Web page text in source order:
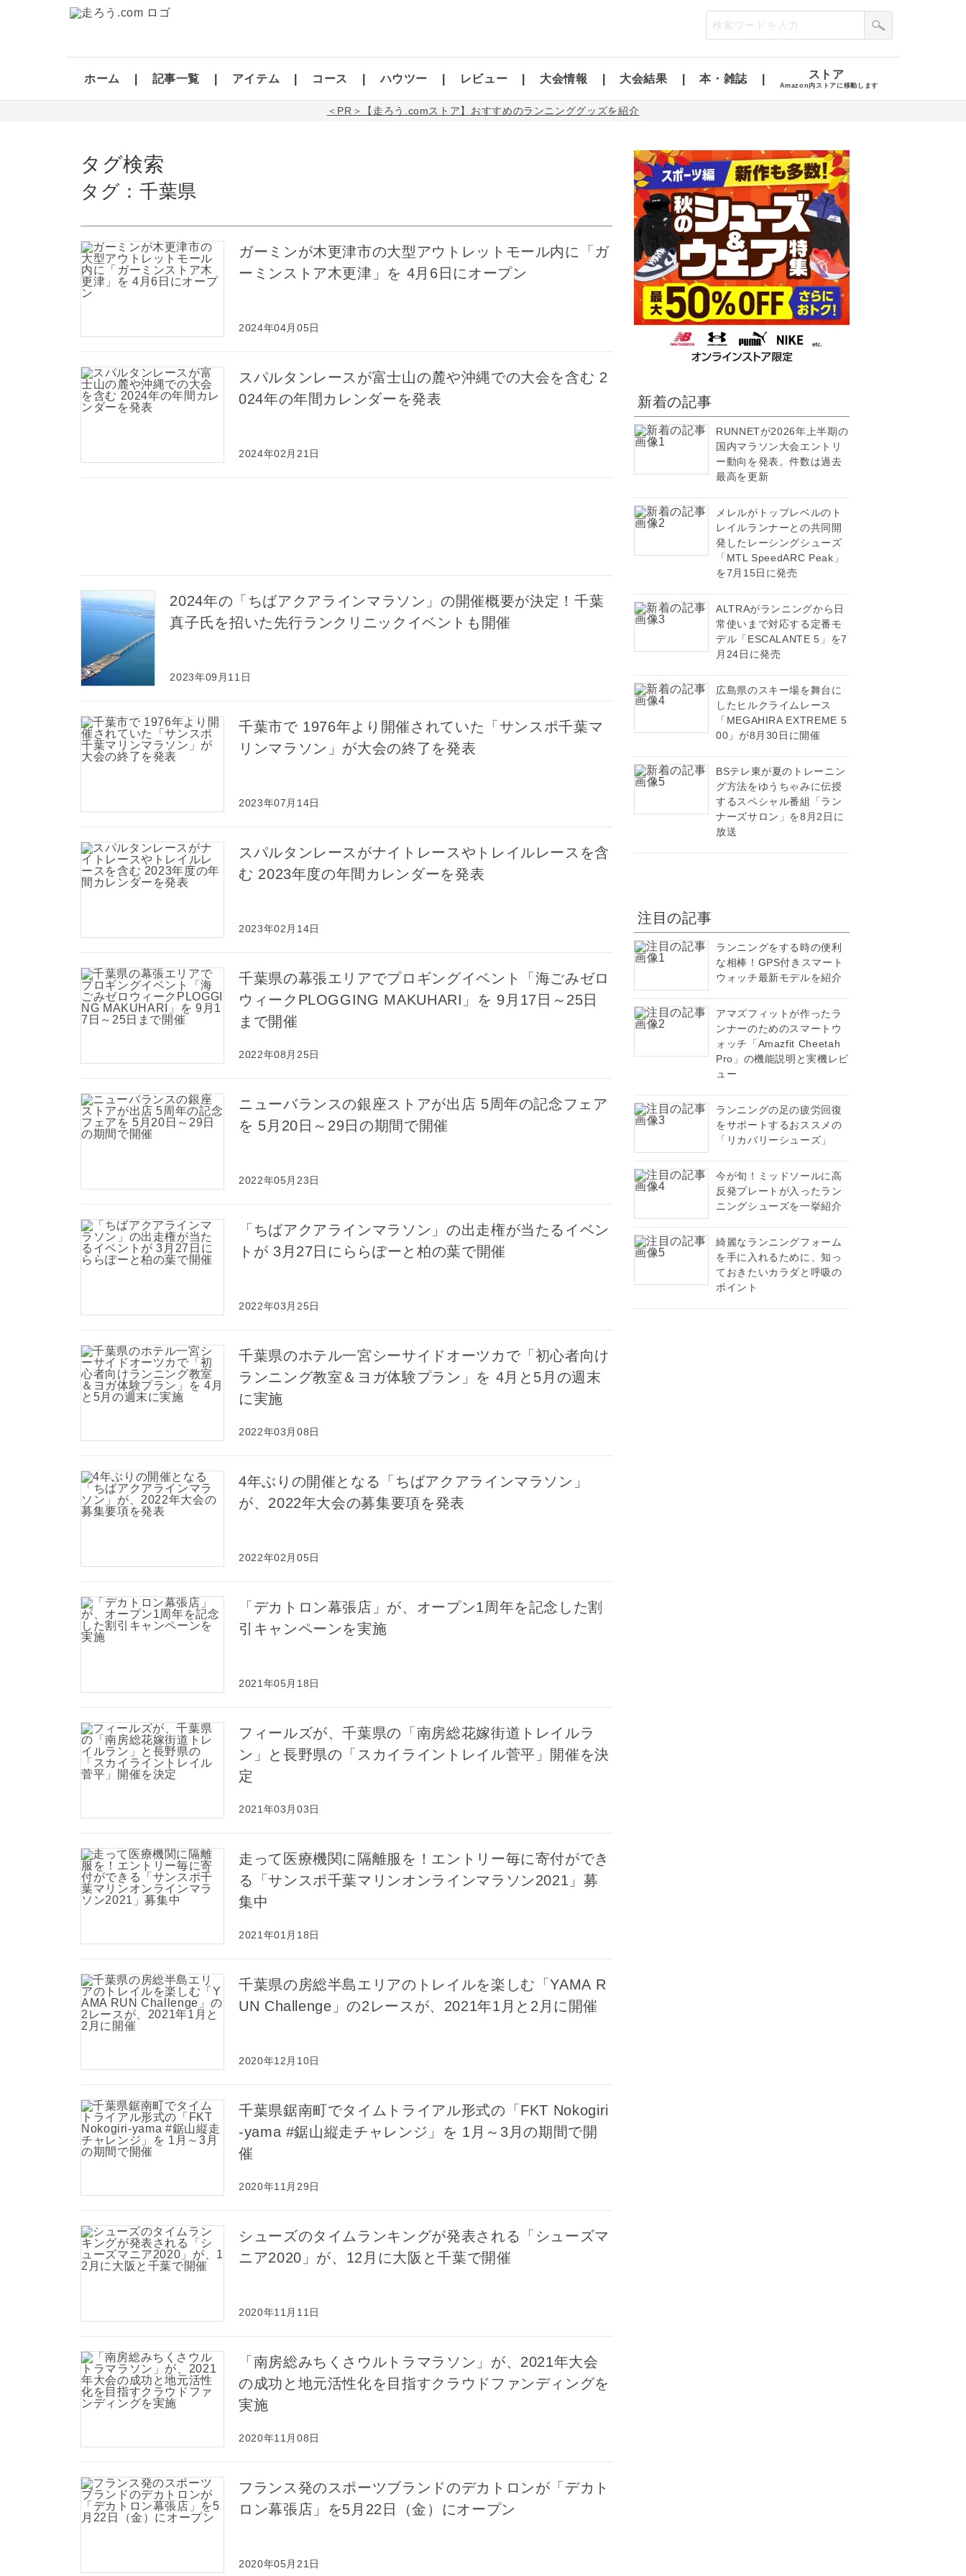
ホーム 記事一覧 アイテム コース ハウツー レビュー 大会情報 大会結果 本・雑誌 ストア
Amazon内ストアに移動します
＜PR＞【走ろう.comストア】おすすめのランニンググッズを紹介
タグ検索
タグ：千葉県
ガーミンが木更津市の大型アウトレットモール内に「ガ
ーミンストア木更津」を 4月6日にオープン
2024年04月05日
スパルタンレースが富士山の麓や沖縄での大会を含む 2
024年の年間カレンダーを発表
2024年02月21日
2024年の「ちばアクアラインマラソン」の開催概要が決定！千葉
真子氏を招いた先行ランクリニックイベントも開催
2023年09月11日
千葉市で 1976年より開催されていた「サンスポ千葉マ
リンマラソン」が大会の終了を発表
2023年07月14日
スパルタンレースがナイトレースやトレイルレースを含
む 2023年度の年間カレンダーを発表
2023年02月14日
千葉県の幕張エリアでプロギングイベント「海ごみゼロ
ウィークPLOGGING MAKUHARI」を 9月17日～25日
まで開催
2022年08月25日
ニューバランスの銀座ストアが出店 5周年の記念フェア
を 5月20日～29日の期間で開催
2022年05月23日
「ちばアクアラインマラソン」の出走権が当たるイベン
トが 3月27日にららぽーと柏の葉で開催
2022年03月25日
千葉県のホテル一宮シーサイドオーツカで「初心者向け
ランニング教室＆ヨガ体験プラン」を 4月と5月の週末
に実施
2022年03月08日
4年ぶりの開催となる「ちばアクアラインマラソン」
が、2022年大会の募集要項を発表
2022年02月05日
「デカトロン幕張店」が、オープン1周年を記念した割
引キャンペーンを実施
2021年05月18日
フィールズが、千葉県の「南房総花嫁街道トレイルラ
ン」と長野県の「スカイライントレイル菅平」開催を決
定
2021年03月03日
走って医療機関に隔離服を！エントリー毎に寄付ができ
る「サンスポ千葉マリンオンラインマラソン2021」募
集中
2021年01月18日
千葉県の房総半島エリアのトレイルを楽しむ「YAMA R
UN Challenge」の2レースが、2021年1月と2月に開催
2020年12月10日
千葉県鋸南町でタイムトライアル形式の「FKT Nokogiri
-yama #鋸山縦走チャレンジ」を 1月～3月の期間で開
催
2020年11月29日
シューズのタイムランキングが発表される「シューズマ
ニア2020」が、12月に大阪と千葉で開催
2020年11月11日
「南房総みちくさウルトラマラソン」が、2021年大会
の成功と地元活性化を目指すクラウドファンディングを
実施
2020年11月08日
フランス発のスポーツブランドのデカトロンが「デカト
ロン幕張店」を5月22日（金）にオープン
2020年05月21日
新着の記事
RUNNETが2026年上半期の
国内マラソン大会エントリ
ー動向を発表。件数は過去
最高を更新
メレルがトップレベルのト
レイルランナーとの共同開
発したレーシングシューズ
「MTL SpeedARC Peak」
を7月15日に発売
ALTRAがランニングから日
常使いまで対応する定番モ
デル「ESCALANTE 5」を7
月24日に発売
広島県のスキー場を舞台に
したヒルクライムレース
「MEGAHIRA EXTREME 5
00」が8月30日に開催
BSテレ東が夏のトレーニン
グ方法をゆうちゃみに伝授
するスペシャル番組「ラン
ナーズサロン」を8月2日に
放送
注目の記事
ランニングをする時の便利
な相棒！GPS付きスマート
ウォッチ最新モデルを紹介
アマズフィットが作ったラ
ンナーのためのスマートウ
ォッチ「Amazfit Cheetah
Pro」の機能説明と実機レビ
ュー
ランニングの足の疲労回復
をサポートするおススメの
「リカバリーシューズ」
今が旬！ミッドソールに高
反発プレートが入ったラン
ニングシューズを一挙紹介
綺麗なランニングフォーム
を手に入れるために、知っ
ておきたいカラダと呼吸の
ポイント